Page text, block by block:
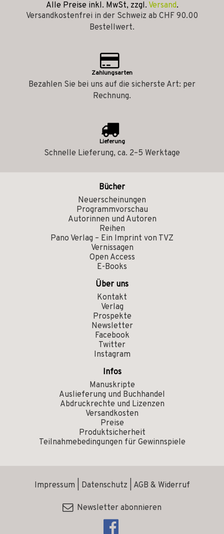
Alle Preise inkl. MwSt, zzgl. Versand.
Versandkostenfrei in der Schweiz ab CHF 90.00
Bestellwert.
Zahlungsarten
Bezahlen Sie bei uns auf die sicherste Art: per
Rechnung.
Lieferung
Schnelle Lieferung, ca. 2–5 Werktage
Bücher
Neuerscheinungen
Programmvorschau
Autorinnen und Autoren
Reihen
Pano Verlag – Ein Imprint von TVZ
Vernissagen
Open Access
E-Books
Über uns
Kontakt
Verlag
Prospekte
Newsletter
Facebook
Twitter
Instagram
Infos
Manuskripte
Auslieferung und Buchhandel
Abdruckrechte und Lizenzen
Versandkosten
Preise
Produktsicherheit
Teilnahmebedingungen für Gewinnspiele
Impressum Datenschutz AGB & Widerruf
Newsletter abonnieren